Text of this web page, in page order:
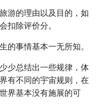
游的理由以及目的，如
扣除评价分。
的事情基本一无所知。
少总结出一些规律，体
有不同的宇宙规则，在
界基本没有施展的可